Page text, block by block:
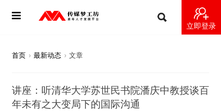
立即登录
导师
首页 › 最新动态 › 文章
讲座：听清华大学苏世民书院潘庆中教授谈百
年未有之大变局下的国际沟通